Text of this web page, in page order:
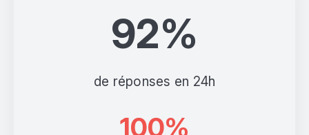
92%
de réponses en 24h
100%